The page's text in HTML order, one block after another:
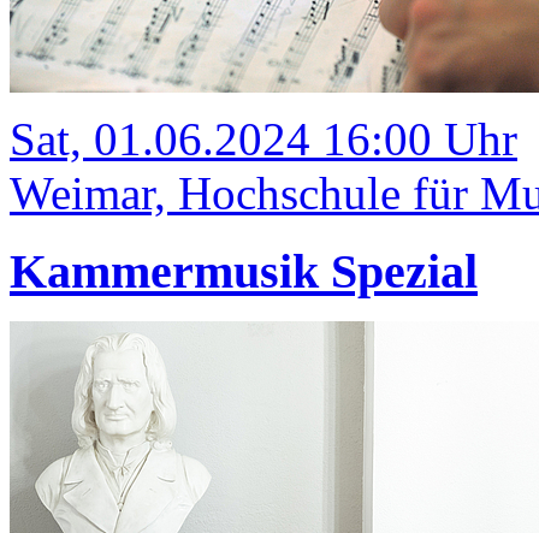
Sat, 01.06.2024 16:00 Uhr
Weimar, Hochschule für
Kammermusik Spezial